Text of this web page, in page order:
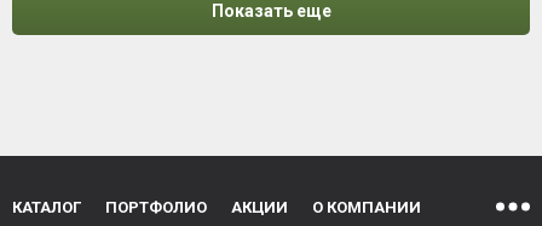
Показать еще
КАТАЛОГ ПОРТФОЛИО АКЦИИ О КОМПАНИИ